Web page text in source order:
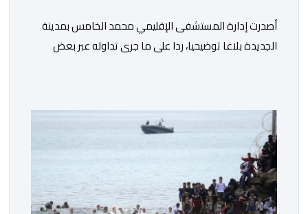
أصدرت إدارة المستشفى الإقليمي محمد الخامس بمدينة
الجديدة بلاغا توضيحيا، ردا على ما جرى تداوله عبر بعض
الرئيسي للمستشفى بسبب رفض استقبالها أو التكفل بها.
وأكدت إدارة المستشفى أن السيدة المعنية حضرت إلى
مصلحة الولادة، حيث تم استقبالها وتسجيلها وإخضاعها […]